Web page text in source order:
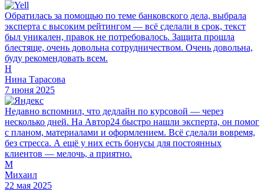
Обратилась за помощью по теме банковского дела, выбрала
эксперта с высоким рейтингом — всё сделали в срок, текст
был уникален, правок не потребовалось. Защита прошла
блестяще, очень довольна сотрудничеством. Очень довольна,
буду рекомендовать всем.
Н
Нина Тарасова
7 июня 2025
Недавно вспомнил, что дедлайн по курсовой — через
несколько дней. На Автор24 быстро нашли эксперта, он помог
с планом, материалами и оформлением. Всё сделали вовремя,
без стресса. А ещё у них есть бонусы для постоянных
клиентов — мелочь, а приятно.
М
Михаил
22 мая 2025